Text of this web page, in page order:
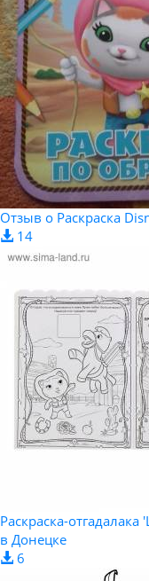
Отзыв о Раскраска
14
Раскраска-
в Донецке
6